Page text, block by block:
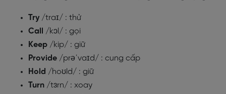
Try /traɪ/ : thử
Call
/kɔl/ : gọi
Keep /kip/ : giữ
Provide /prəˈvaɪd/ : cung cấp
Hold /hoʊld/ : giữ
Turn /tɜrn/ : xoay